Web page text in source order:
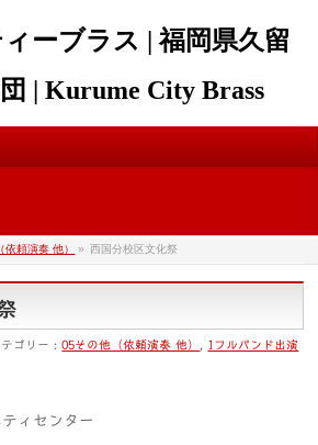
ーブラス | 福岡県久留
| Kurume City Brass
依頼演奏 他） » 西国分校区文化祭
テゴリー :05その他（依頼演奏 他） 1フルバンド出演
ィセンター